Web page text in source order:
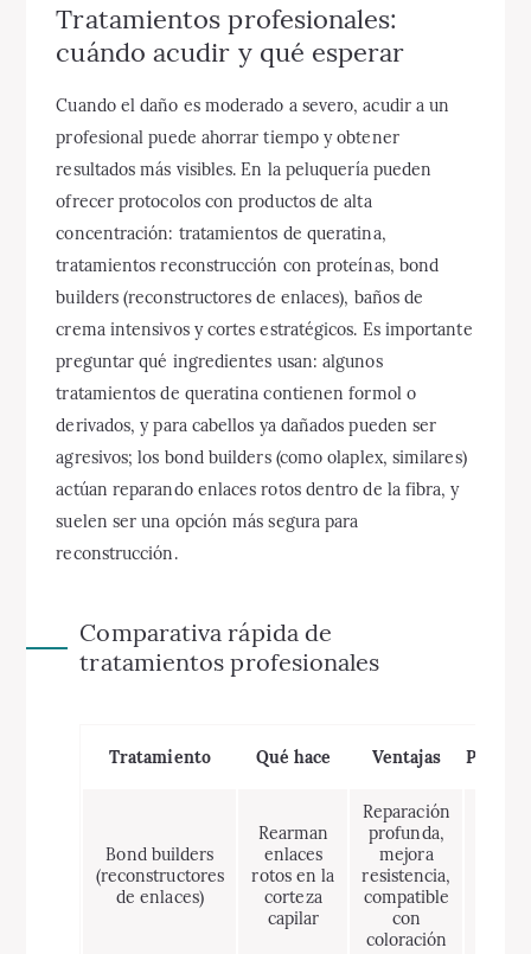
Tratamientos profesionales:
cuándo acudir y qué esperar
Cuando el daño es moderado a severo, acudir a un
profesional puede ahorrar tiempo y obtener
resultados más visibles. En la peluquería pueden
ofrecer protocolos con productos de alta
concentración: tratamientos de queratina,
tratamientos reconstrucción con proteínas, bond
builders (reconstructores de enlaces), baños de
crema intensivos y cortes estratégicos. Es importante
preguntar qué ingredientes usan: algunos
tratamientos de queratina contienen formol o
derivados, y para cabellos ya dañados pueden ser
agresivos; los bond builders (como olaplex, similares)
actúan reparando enlaces rotos dentro de la fibra, y
suelen ser una opción más segura para
reconstrucción.
Comparativa rápida de
tratamientos profesionales
Tratamiento Qué hace Ventajas
Bond builders
(reconstructores
de enlaces)
Rearman
enlaces
rotos en la
corteza
capilar
Reparación
profunda,
mejora
resistencia,
compatible
con
coloración